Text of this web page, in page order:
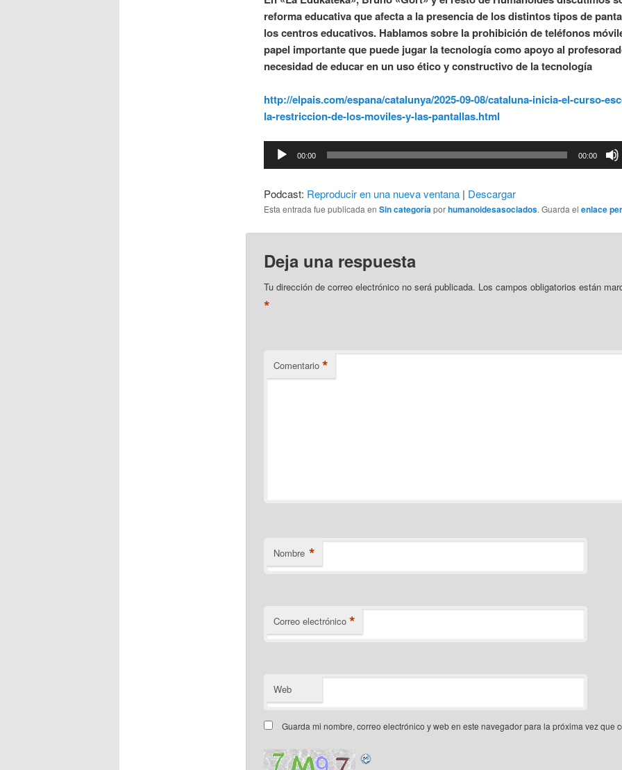
reforma educativa que afecta a la presencia de los distintos tipos de
los centros educativos. Hablamos sobre la prohibición de teléfonos
papel importante que puede jugar la tecnología como apoyo al
necesidad de educar en un uso ético y constructivo de la tecnología
http://elpais.com/espana/catalunya/2025-09-08/cataluna-inicia-el-curso-
la-restriccion-de-los-moviles-y-las-pantallas.html
Reproductor
de
00:00 00:00
Podcast: Reproducir en una nueva ventana| Descargar
Esta entrada fue publicada en Sin categoríaporhumanoidesasociados. Guarda el enlace
Deja una respuesta
Tu dirección de correo electrónico no será publicada. Los campos obligatorios están
*
Comentario *
Nombre *
Correo electrónico *
Web
Guarda mi nombre, correo electrónico y web en este navegador para la próxima vez que